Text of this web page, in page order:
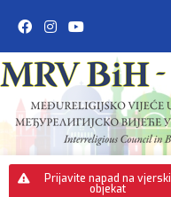
Prijavite napad na vjerski
objekat